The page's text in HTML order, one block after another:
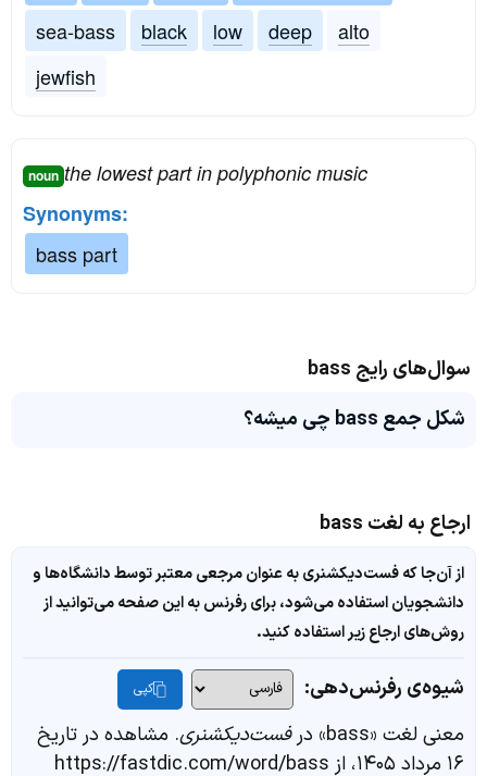
sea-bass
black low deep
alto
jewfish
noun the lowest part in polyphonic music
Synonyms:
bass part
سوال‌های رایج bass
شکل جمع bass چی میشه؟
ارجاع به لغت bass
از آن‌جا که فست‌دیکشنری به عنوان مرجعی معتبر توسط دانشگاه‌ها و
دانشجویان استفاده می‌شود، برای رفرنس به این صفحه می‌توانید از
روش‌های ارجاع زیر استفاده کنید.
شیوه‌ی رفرنس‌دهی: کپی
معنی لغت «bass» در فست‌دیکشنری. مشاهده در تاریخ
۱۶ مرداد ۱۴۰۵، از https://fastdic.com/word/bass